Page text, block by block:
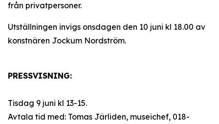
från privatpersoner.
Utställningen invigs onsdagen den 10 juni kl 18.00 av
konstnären Jockum Nordström.
PRESSVISNING:
Tisdag 9 juni kl 13-15.
Avtala tid med: Tomas Järliden, museichef, 018-